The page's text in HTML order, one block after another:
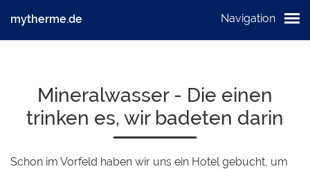
mytherme.de Navigation
Mineralwasser - Die einen
trinken es, wir badeten darin
Schon im Vorfeld haben wir uns ein Hotel gebucht, um